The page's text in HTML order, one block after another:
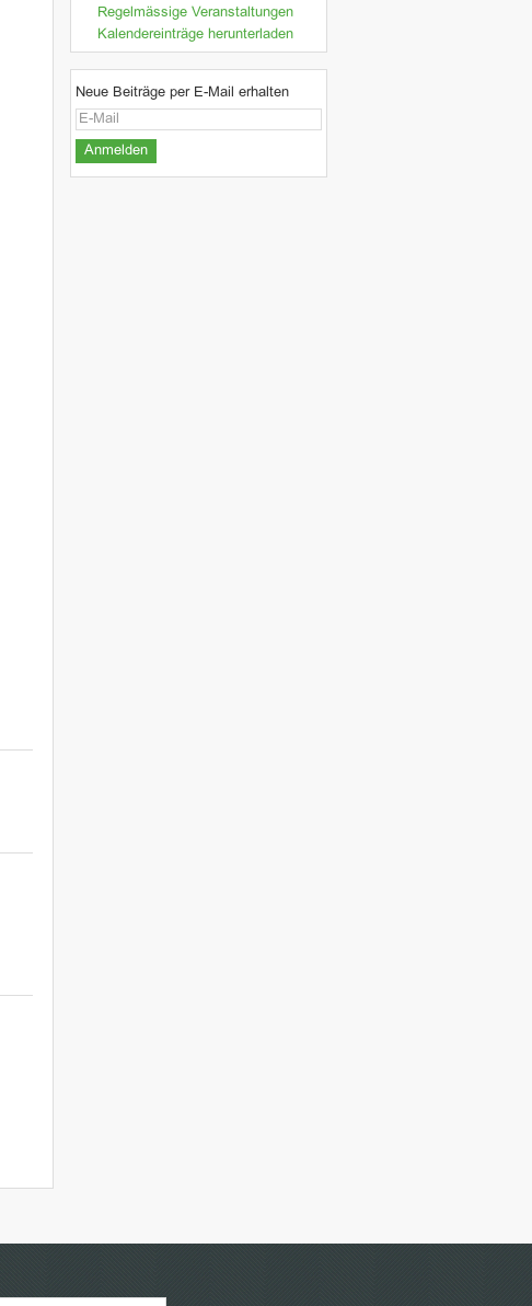
Regelmässige Veranstaltungen
Kalendereinträge herunterladen
Neue Beiträge per E-Mail erhalten